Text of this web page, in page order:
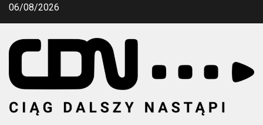
Przejdź
06/08/2026